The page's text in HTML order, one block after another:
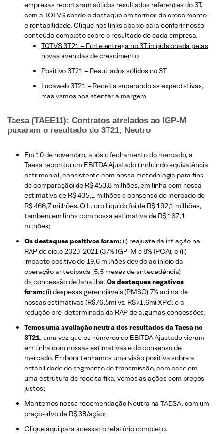
empresas reportaram sólidos resultados referentes do 3T,
com a TOTVS sendo o destaque em termos de crescimento
e rentabilidade. Clique nos links abaixo para conferir nosso
conteúdo completo sobre o resultado de cada empresa.
TOTVS 3T21 – Forte entrega no 3T impulsionada pelas
novas avenidas de crescimento
Positivo 3T21 – Resultados sólidos no 3T
Locaweb 3T21 – Receita superando as expectativas,
mas vamos nos atentar à margem
Taesa (TAEE11): Contratos atrelados ao IGP-M
puxaram o resultado do 3T21; Neutro
Em 10 de novembro, após o fechamento do mercado, a
Taesa reportou um EBITDA Ajustado (incluindo equivalência
patrimonial, consistente com nossa metodologia para fins
de comparação) de R$ 453,8 milhões, em linha com nossa
estimativa de R$ 435,1 milhões e consenso de mercado de
R$ 466,7 milhões. O Lucro Líquido foi de R$ 192,1 milhões,
também em linha com nossa estimativa de R$ 167,1
milhões;
Os destaques positivos foram:(i) reajuste da inflação na
RAP do ciclo 2020-2021 (37% IGP-M e 8% IPCA); e (ii)
impacto positivo de 19,6 milhões devido ao início da
operação antecipada (5,5 meses de antecedência)
da concessão de Janaúba. Os destaques negativos
foram:(i) despesas gerenciáveis (PMSO) 7% acima de
nossas estimativas (R$76,5mi vs. R$71,6mi XPe); e a
redução pré-determinada da RAP de algumas concessões;
Temos uma avaliação neutra dos resultados da Taesa no
3T21, uma vez que os números do EBITDA Ajustado vieram
em linha com nossas estimativas e do consenso de
mercado. Embora tenhamos uma visão positiva sobre a
estabilidade do segmento de transmissão, com base em
uma estrutura de receita fixa, vemos as ações com preços
justos;
Mantemos nossa recomendação Neutra na TAESA, com um
preço-alvo de R$ 38/ação;
Clique aqui para acessar o relatório completo.